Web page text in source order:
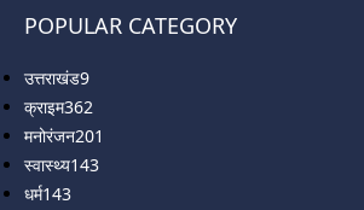
POPULAR CATEGORY
उत्तराखंड9
क्राइम362
मनोरंजन201
स्वास्थ्य143
धर्म143